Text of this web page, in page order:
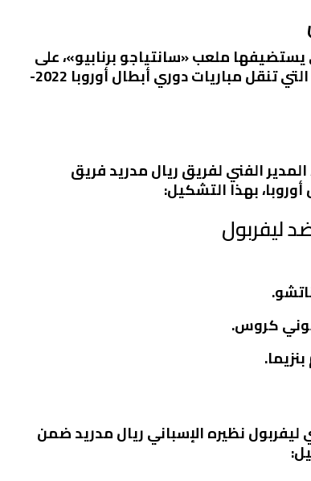
يستضيفها ملعب «سانتياجو برنابيو»، على
مجموعة قنوات بي إن سبورت القطرية، التي تنقل مباريات دوري أبطال أوروبا 2022-
الفني لفريق ريال مدريد فريق
بهذا التشكيل:
ليفربول
كروس.
ليفربول نظيره الإسباني ريال مدريد ضمن